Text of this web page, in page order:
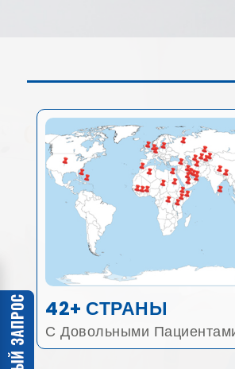
42+ СТРАНЫ
С Довольными